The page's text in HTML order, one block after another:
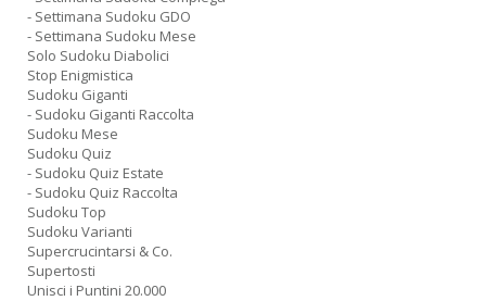
- Settimana Sudoku GDO
- Settimana Sudoku Mese
Solo Sudoku Diabolici
Stop Enigmistica
Sudoku Giganti
- Sudoku Giganti Raccolta
Sudoku Mese
Sudoku Quiz
- Sudoku Quiz Estate
- Sudoku Quiz Raccolta
Sudoku Top
Sudoku Varianti
Supercrucintarsi & Co.
Supertosti
Unisci i Puntini 20.000